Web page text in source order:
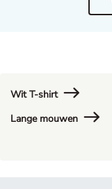
Wit T-shirt
Lange mouwen